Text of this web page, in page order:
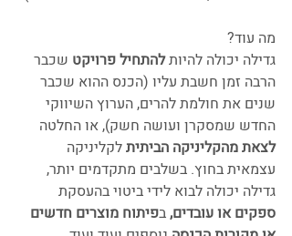
מה עוד?
גדילה יכולה להיות להתחיל פרויקט שכבר
הרבה זמן חשבת עליו (הכנס ההוא שכבר
שנים את חולמת להרים, הערוץ השיווקי
החדש שמסקרן ועושה חשק), או החלטה
לצאת מהקליניקה הביתית לקליניקה
עצמאית בחוץ. בשלבים מתקדמים יותר,
גדילה יכולה לבוא לידי ביטוי בהעסקת
ספקים או עובדים, בפיתוח מוצרים חדשים